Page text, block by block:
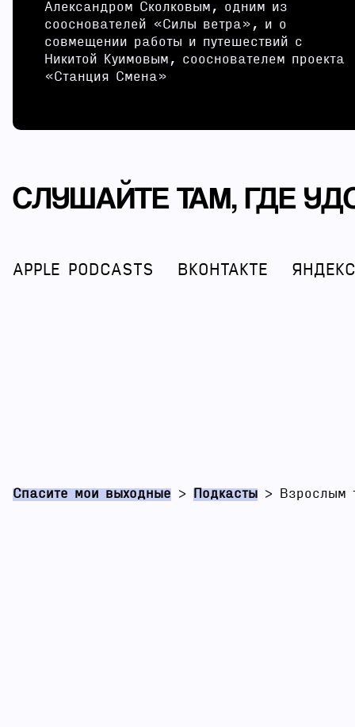
Александром Сколковым, одним из
сооснователей «Силы ветра», и о
совмещении работы и путешествий с
Никитой Куимовым, сооснователем проекта
«Станция Смена»
СЛУШАЙТЕ ТАМ, ГДЕ
APPLE PODCASTS ВКОНТАКТЕ
Спасите мои выходные > Подкасты > Взрослым